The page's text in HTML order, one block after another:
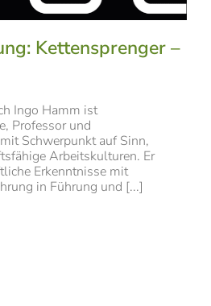
Kettensprenger –
Ingo Hamm ist
Professor und
Schwerpunkt auf Sinn,
Arbeitskulturen. Er
Erkenntnisse mit
in Führung und [...]